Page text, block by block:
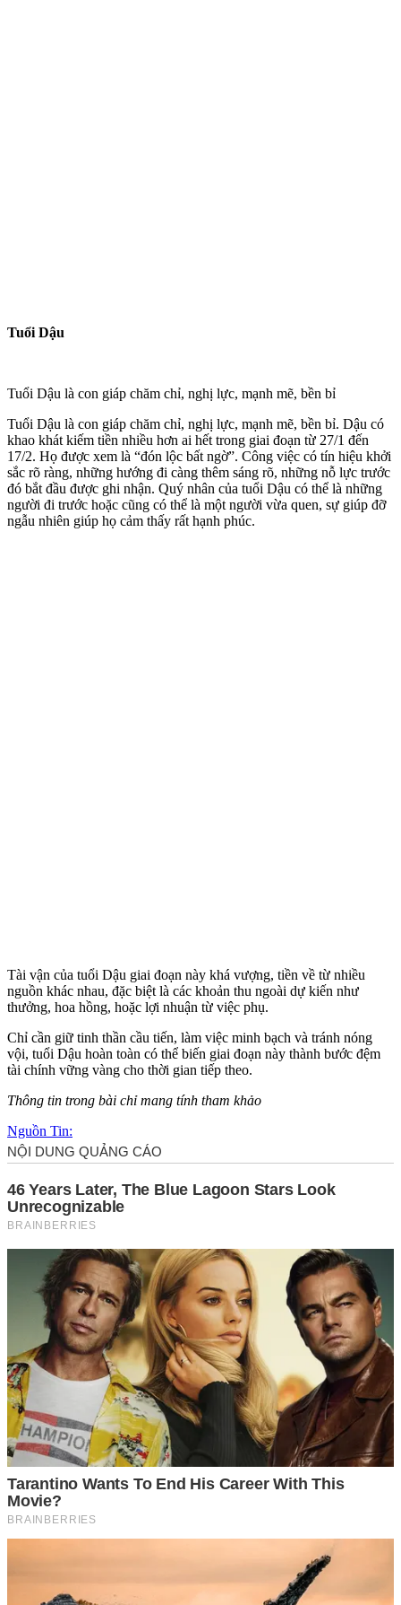
Tuổi Dậu
Tuổi Dậu là con giáp chăm chỉ, nghị lực, mạnh mẽ, bền bỉ
Tuổi Dậu là con giáp chăm chỉ, nghị lực, mạnh mẽ, bền bỉ. Dậu có
khao khát kiếm tiền nhiều hơn ai hết trong giai đoạn từ 27/1 đến
17/2. Họ được xem là “đón lộc bất ngờ”. Công việc có tín hiệu khởi
sắc rõ ràng, những hướng đi càng thêm sáng rõ, những nỗ lực trước
đó bắt đầu được ghi nhận. Quý nhân của tuổi Dậu có thể là những
người đi trước hoặc cũng có thể là một người vừa quen, sự giúp đỡ
ngẫu nhiên giúp họ cảm thấy rất hạnh phúc.
Tài vận của tuổi Dậu giai đoạn này khá vượng, tiền về từ nhiều
nguồn khác nhau, đặc biệt là các khoản thu ngoài dự kiến như
thưởng, hoa hồng, hoặc lợi nhuận từ việc phụ.
Chỉ cần giữ tinh thần cầu tiến, làm việc minh bạch và tránh nóng
vội, tuổi Dậu hoàn toàn có thể biến giai đoạn này thành bước đệm
tài chính vững vàng cho thời gian tiếp theo.
Thông tin trong bài chỉ mang tính tham khảo
Nguồn Tin: